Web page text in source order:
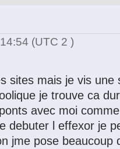
(UTC 2 )
sites mais je vis une
je trouve ca
avec moi
debuter l effexor je
jme pose beaucoup